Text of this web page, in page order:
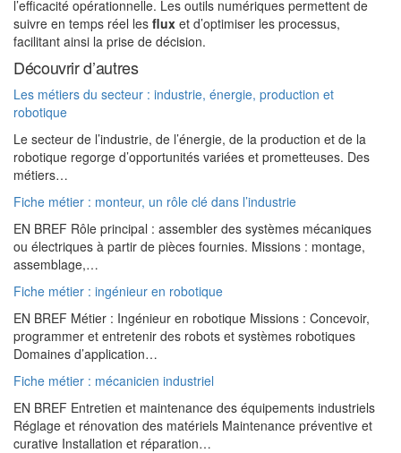
l’efficacité opérationnelle. Les outils numériques permettent de
suivre en temps réel les flux et d’optimiser les processus,
facilitant ainsi la prise de décision.
Découvrir d’autres
Les métiers du secteur : industrie, énergie, production et
robotique
Le secteur de l’industrie, de l’énergie, de la production et de la
robotique regorge d’opportunités variées et prometteuses. Des
métiers…
Fiche métier : monteur, un rôle clé dans l’industrie
EN BREF Rôle principal : assembler des systèmes mécaniques
ou électriques à partir de pièces fournies. Missions : montage,
assemblage,…
Fiche métier : ingénieur en robotique
EN BREF Métier : Ingénieur en robotique Missions : Concevoir,
programmer et entretenir des robots et systèmes robotiques
Domaines d’application…
Fiche métier : mécanicien industriel
EN BREF Entretien et maintenance des équipements industriels
Réglage et rénovation des matériels Maintenance préventive et
curative Installation et réparation…